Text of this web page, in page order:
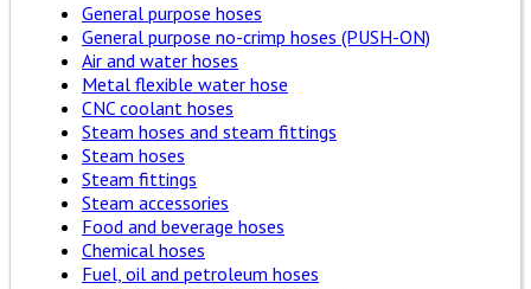
General purpose hoses
General purpose no-crimp hoses (PUSH-ON)
Air and water hoses
Metal flexible water hose
CNC coolant hoses
Steam hoses and steam fittings
Steam hoses
Steam fittings
Steam accessories
Food and beverage hoses
Chemical hoses
Fuel, oil and petroleum hoses